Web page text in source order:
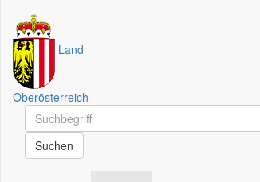
Land
Oberösterreich
Schnellsuche
Schnellsuche
Suchen